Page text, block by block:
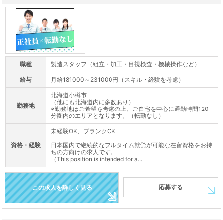
職種 製造スタッフ（組立・加工・目視検査・機械操作など）
給与 月給181000～231000円（スキル・経験を考慮）
勤務地
北海道小樽市
（他にも北海道内に多数あり）
※勤務地はご希望を考慮の上、ご自宅を中心に通勤時間120
分圏内のエリアとなります。（転勤なし）
資格・経験
未経験OK、ブランクOK
日本国内で継続的なフルタイム就労が可能な在留資格をお持
ちの方向けの求人です。
（This position is intended for a...
この求人を詳しく見る 応募する